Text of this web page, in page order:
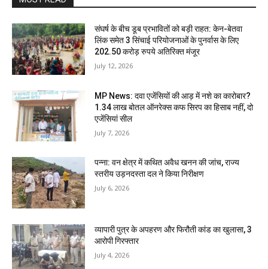
संघर्ष के बीच डूब प्रभावितों को बड़ी राहत: केन-बेतवा
लिंक समेत 3 सिंचाई परियोजनाओं के पुनर्वास के लिए
202.50 करोड़ रुपये अतिरिक्त मंजूर
July 12, 2026
MP News: दवा एजेंसियों की आड़ में नशे का कारोबार?
1.34 लाख बोतल ऑनरेक्स कफ सिरप का हिसाब नहीं, दो
एजेंसियां सील
July 7, 2026
पन्ना: वन क्षेत्र में कथित अवैध खनन की जांच, राज्य
स्तरीय उड़नदस्ता दल ने किया निरीक्षण
July 6, 2026
व्यापारी पुत्र के अपहरण और फिरौती कांड का खुलासा, 3
आरोपी गिरफ्तार
July 4, 2026